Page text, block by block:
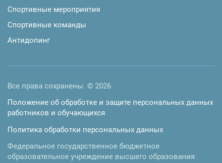
Спортивные мероприятия
Спортивные команды
Антидопинг
Все права сохранены. © 2026
Положение об обработке и защите персональных данных
работников и обучающихся
Политика обработки персональных данных
Федеральное государственное бюджетное
образовательное учреждение высшего образования